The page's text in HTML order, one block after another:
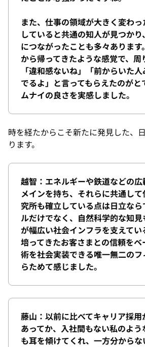
また、仕事の領域が大きく変わ
していると共通の知人が見つか
につながったことも多々あります
から帰ってきたような感覚で、周
「違和感ないね」「前からいた
でるよ」と言ってもらえたのがと
ムナイの良さを実感しました。
時を経たからこそ新たに発見した、
ります。
越智：エネルギーや鉄道などの
メインを持ち、それらに共通し
究所も確立している点は日立なら
ルだけでなく、自然科学的な知
が幅広い社会インフラを支えてい
培ってきたお客さまとの信頼をベ
術を社会実装できる唯一無二の
らためて感じました。
藤山：以前に比べてキャリア採用
あってか、入社間もない私のよう
も耳を傾けてくれ、一方分から